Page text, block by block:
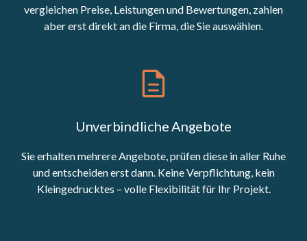
vergleichen Preise, Leistungen und Bewertungen, zahlen
aber erst direkt an die Firma, die Sie auswählen.
Unverbindliche Angebote
Sie erhalten mehrere Angebote, prüfen diese in aller Ruhe
und entscheiden erst dann. Keine Verpflichtung, kein
Kleingedrucktes – volle Flexibilität für Ihr Projekt.